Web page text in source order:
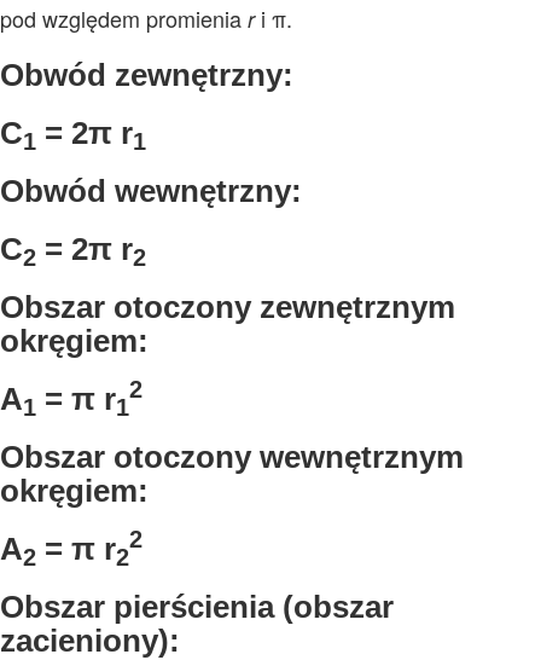
pod względem promienia ri π.
Obwód zewnętrzny:
C1 = 2π r1
Obwód wewnętrzny:
C2 = 2π r2
Obszar otoczony zewnętrznym
okręgiem:
A1 = π r1
2
Obszar otoczony wewnętrznym
okręgiem:
A2 = π r2
2
Obszar pierścienia (obszar
zacieniony):